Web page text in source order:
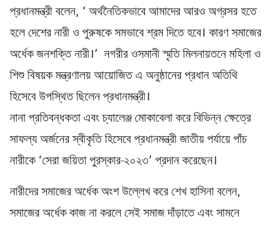
প্রধানমন্ত্রী বলেন, ‘ অর্থনৈতিকভাবে আমাদের আরও অগ্রসর হতে
হলে দেশের নারী ও পুরুষকে সমভাবে শ্রম দিতে হবে। কারণ সমাজের
অর্ধেক জনশক্তি নারী।’ নগরীর ওসমানী স্মৃতি মিলনায়তনে মহিলা ও
শিশু বিষয়ক মন্ত্রণালয় আয়োজিত এ অনুষ্ঠানের প্রধান অতিথি
হিসেবে উপস্থিত ছিলেন প্রধানমন্ত্রী।
নানা প্রতিবন্ধকতা এবং চ্যালেঞ্জ মোকাবেলা করে বিভিন্ন ক্ষেত্রে
সাফল্য অর্জনের স্বীকৃতি হিসেবে প্রধানমন্ত্রী জাতীয় পর্যায়ে পাঁচ
নারীকে ‘সেরা জয়িতা পুরস্কার-২০২৩’ প্রদান করেছেন।
নারীদের সমাজের অর্ধেক অংশ উল্লেখ করে শেখ হাসিনা বলেন,
সমাজের অর্ধেক কাজ না করলে সেই সমাজ দাঁড়াতে এবং সামনে